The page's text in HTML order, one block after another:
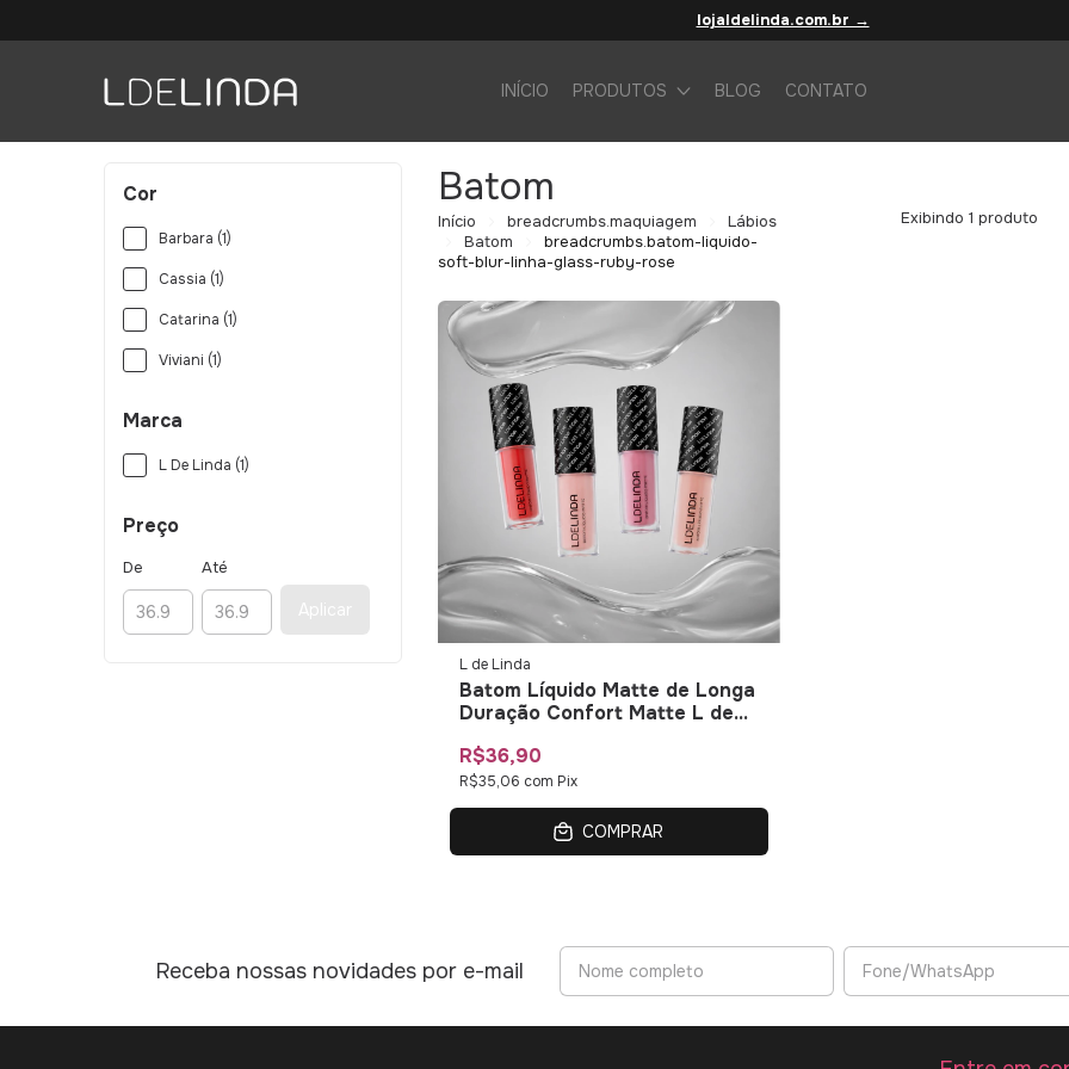
lojaldelinda.com.br →
INÍCIO PRODUTOS BLOG CONTATO
Cor
Barbara (1)
Cassia (1)
Catarina (1)
Viviani (1)
Marca
L De Linda (1)
Preço
De Até
Aplicar
Batom
Início breadcrumbs.maquiagem
Lábios
Batom
breadcrumbs.batom-liquido-
soft-blur-linha-glass-ruby-rose
Exibindo 1 produto
L de Linda
Batom Líquido Matte de Longa
Duração Confort Matte L de
R$36,90
R$35,06 com Pix
COMPRAR
Receba nossas novidades por e-mail